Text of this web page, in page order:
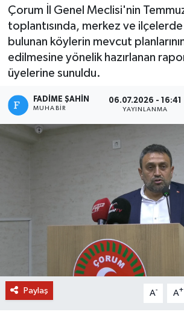
Çorum İl Genel Meclisi'nin
toplantısında, merkez ve ilçelerde
bulunan köylerin mevcut
edilmesine yönelik hazırlanan
üyelerine sunuldu.
FADIME ŞAHIN
MUHABIR
06.07.2026 - 16:41
YAYINLANMA
Paylaş A- A+